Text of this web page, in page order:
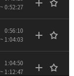
~ 0:52:27
0:56:10
~ 1:04:03
1:04:50
~ 1:12:47